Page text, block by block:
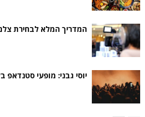
המדריך המלא לבחירת
יוסי גבני: מופעי סטנדאפ